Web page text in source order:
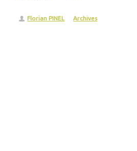
Florian PINEL Archives